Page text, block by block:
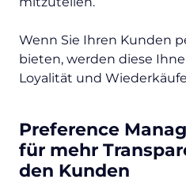
Wenn Sie Ihren Kunden
bieten, werden diese
Loyalität und
Preference
für mehr
den Kunden